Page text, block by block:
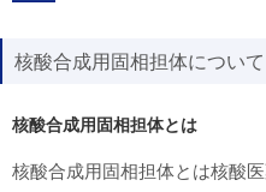
核酸合成用固相担体について
核酸合成用固相担体とは
核酸合成用固相担体とは核酸